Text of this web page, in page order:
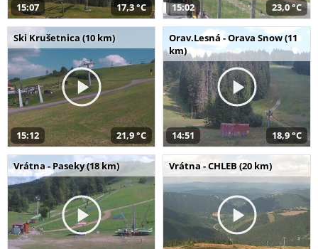
15:07 17,3 °C 15:02 23,0 °C
Ski Krušetnica (10 km)
15:12 21,9 °C
Orav.Lesná - Orava Snow (11
km)
14:51 18,9 °C
Vrátna - Paseky (18 km) Vrátna - CHLEB (20 km)